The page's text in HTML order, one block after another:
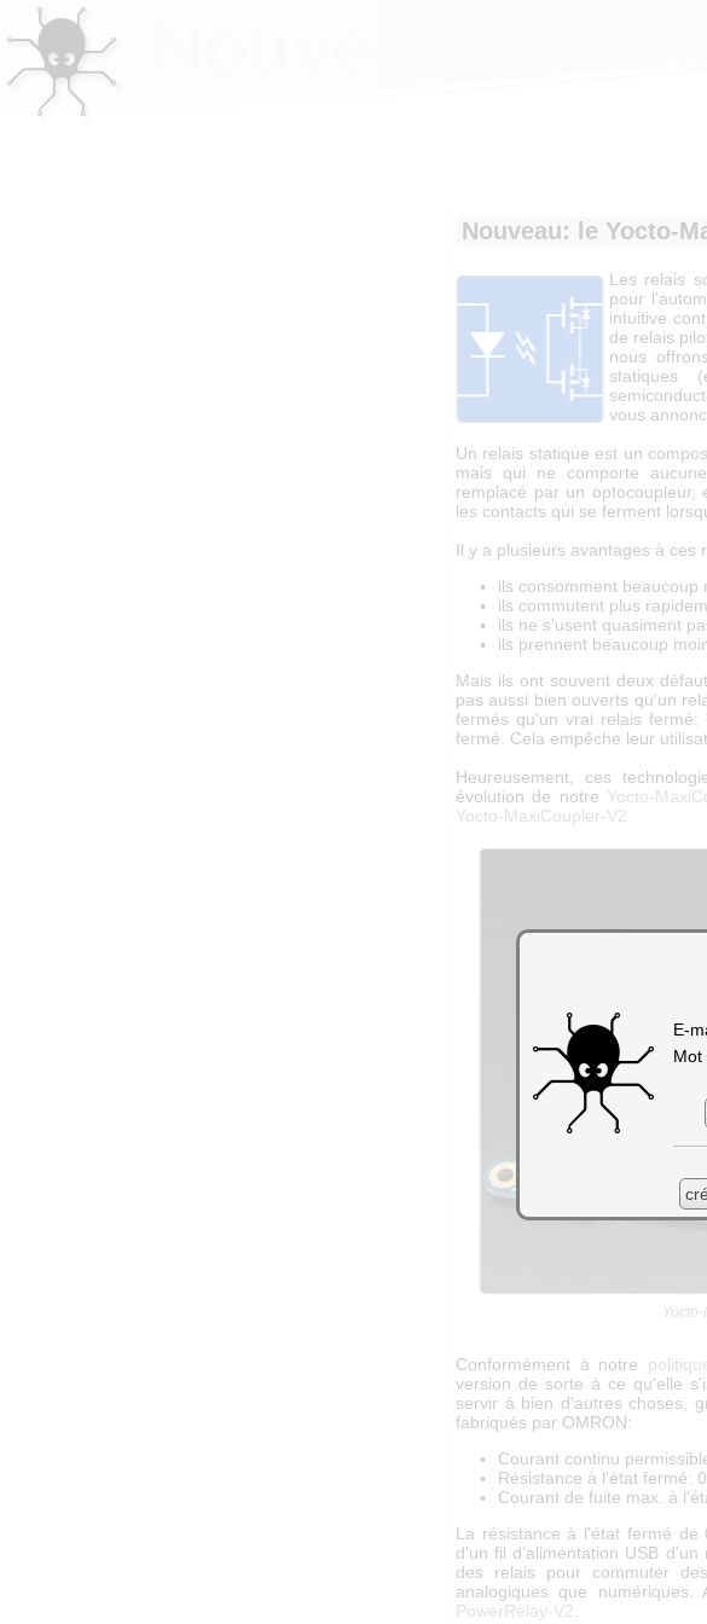
E-
Mot
Nouveau: le
Nouveau: le Yocto-
Les relais
pour
intuitive
de relais
nous
statiques
vous
Un relais statique est un
mais qui ne comporte
remplacé par un optocoupleur,
les contacts qui se ferment
Il y a plusieurs avantages à ces
ils consomment
ils commutent plus
ils ne s'usent quasiment
ils prennent beaucoup
Mais ils ont souvent deux
pas aussi bien ouverts qu'un
fermés qu'un vrai relais
fermé. Cela empêche leur
Heureusement, ces
évolution de notre Yocto-
Yocto-MaxiCoupler-V2
Conformément à notre
version de sorte à ce qu'elle
servir à bien d'autres choses,
fabriqués par OMRON:
Courant continu
Résistance à l'état fermé:
Courant de fuite max. à
La résistance à l'état fermé de
d'un fil d'alimentation USB
des relais pour commuter
analogiques que
PowerRelay-V2